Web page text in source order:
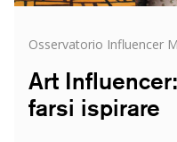
Categorie
Osservatorio Influencer
Art
farsi ispirare